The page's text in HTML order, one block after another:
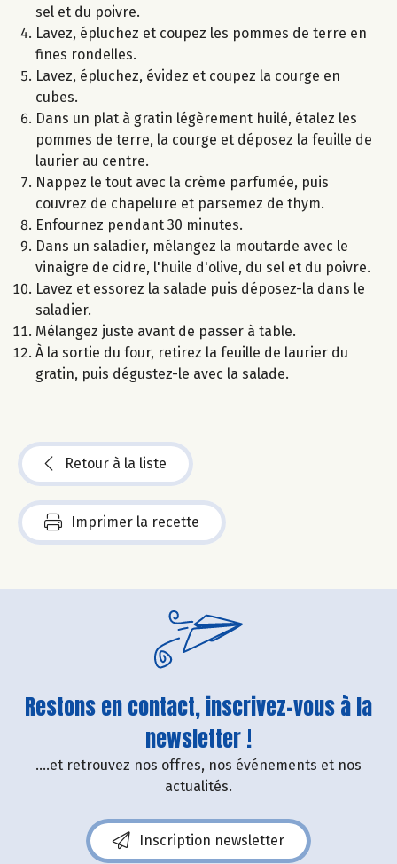
sel et du poivre.
Lavez, épluchez et coupez les pommes de terre en
fines rondelles.
Lavez, épluchez, évidez et coupez la courge en
cubes.
Dans un plat à gratin légèrement huilé, étalez les
pommes de terre, la courge et déposez la feuille de
laurier au centre.
Nappez le tout avec la crème parfumée, puis
couvrez de chapelure et parsemez de thym.
Enfournez pendant 30 minutes.
Dans un saladier, mélangez la moutarde avec le
vinaigre de cidre, l'huile d'olive, du sel et du poivre.
Lavez et essorez la salade puis déposez-la dans le
saladier.
Mélangez juste avant de passer à table.
À la sortie du four, retirez la feuille de laurier du
gratin, puis dégustez-le avec la salade.
Retour à la liste
Imprimer la recette
Restons en contact, inscrivez-vous à la
newsletter !
....et retrouvez nos offres, nos événements et nos
actualités.
Inscription newsletter